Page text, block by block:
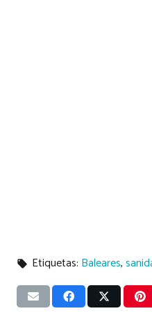
local_offer Etiquetas: Baleares,